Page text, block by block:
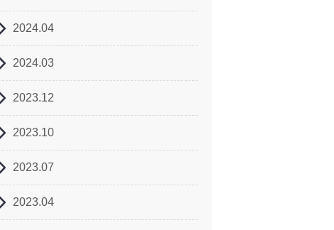
2024.04
2024.03
2023.12
2023.10
2023.07
2023.04